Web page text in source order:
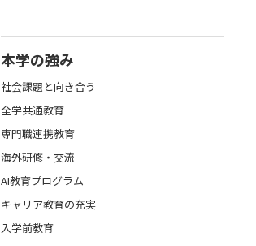
本学の強み
社会課題と向き合う
全学共通教育
専門職連携教育
海外研修・交流
AI教育プログラム
キャリア教育の充実
入学前教育